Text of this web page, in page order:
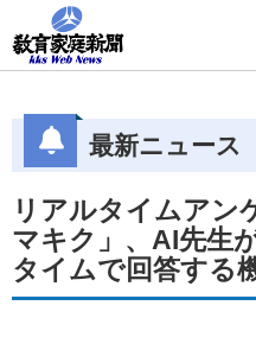
最新ニュース
リアルタイムアン
マキク」、AI先生
タイムで回答する